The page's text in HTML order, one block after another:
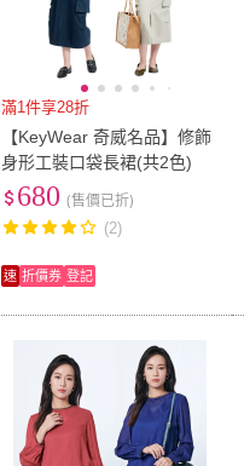
滿1件享28折
【KeyWear 奇威名品】修飾
身形工裝口袋長裙(共2色)
680 (售價已折)
(2)
速 折價券 登記